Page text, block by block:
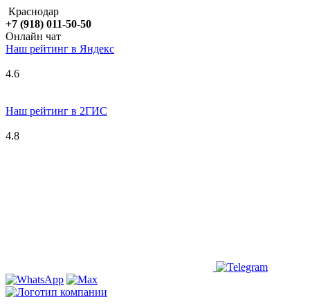
Краснодар
+7 (918) 011-50-50
Онлайн чат
Наш рейтинг в Яндекс
4.6
Наш рейтинг в 2ГИС
4.8